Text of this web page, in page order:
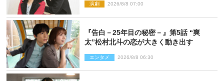
演劇 2026/8/8 07:00
『告白－25年目の秘密－』第5話 “爽
太”松村北斗の恋が大きく動き出す
エンタメ 2026/8/8 06:30